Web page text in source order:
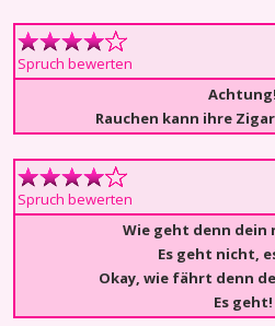
Spruch bewerten
Achtung!
Rauchen kann ihre
Spruch bewerten
Wie geht denn dein
Es geht nicht,
Okay, wie fährt denn
Es geht!